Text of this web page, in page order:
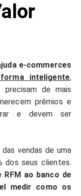
e-commerces
inteligente,
precisam de mais
prêmios e
e devem ser
vendas de uma
dos seus clientes.
ao banco de
medir como os